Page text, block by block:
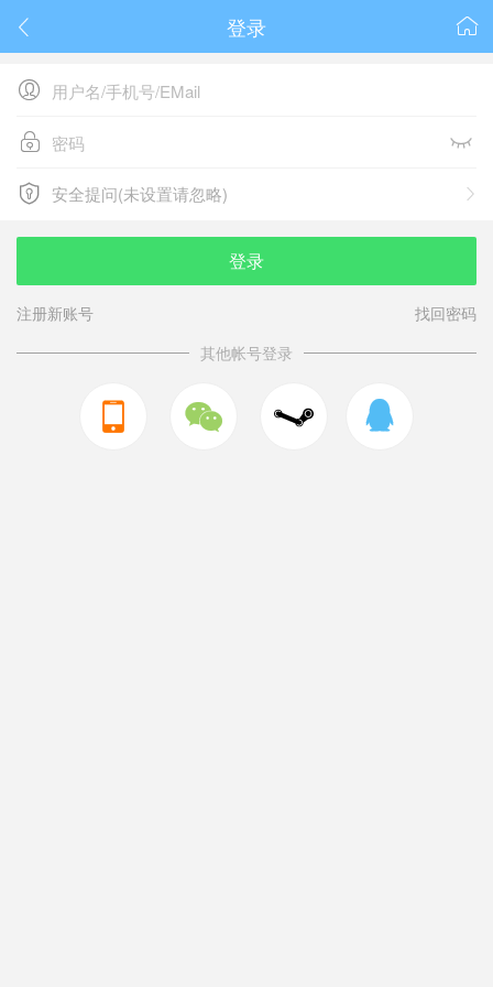
 
登录

 
 
安全提问(未设置请忽略)
安全提问(未设置请忽略)
登录
注册新账号
找回密码
其他帐号登录
  